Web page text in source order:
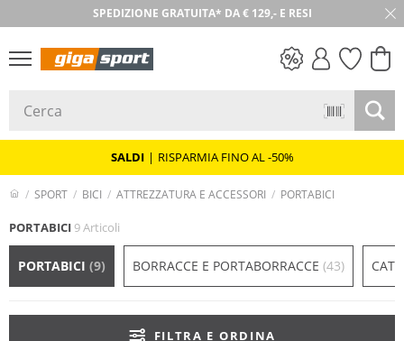
SPEDIZIONE GRATUITA* DA € 129,- E RESI
30 GIORNI DI RESO
SALDI | RISPARMIA FINO AL -50%
SPORT BICI ATTREZZATURA E ACCESSORI PORTABICI
PORTABICI 9 Articoli
PORTABICI (9) BORRACCE E PORTABORRACCE (43)
FILTRA E ORDINA